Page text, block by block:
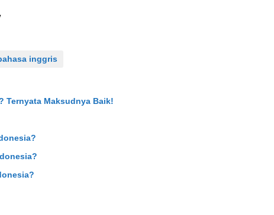
inggris
Ternyata Maksudnya Baik!